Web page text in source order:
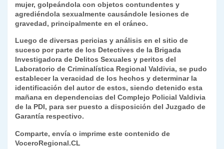
mujer, golpeándola con objetos contundentes y
agrediéndola sexualmente causándole lesiones de
gravedad, principalmente en el cráneo.
Luego de diversas pericias y análisis en el sitio de
suceso por parte de los Detectives de la Brigada
Investigadora de Delitos Sexuales y peritos del
Laboratorio de Criminalística Regional Valdivia, se pudo
establecer la veracidad de los hechos y determinar la
identificación del autor de estos, siendo detenido esta
mañana en dependencias del Complejo Policial Valdivia
de la PDI, para ser puesto a disposición del Juzgado de
Garantía respectivo.
Comparte, envía o imprime este contenido de
VoceroRegional.CL